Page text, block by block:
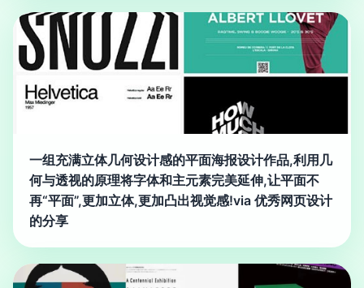
一组充满立体几何设计感的平面海报设计作品,利用几
何与透视的原理将字体和主元素完美延伸,让平面不
再“平面”,更加立体,更加凸出视觉感!via 优秀网页设计
的分享